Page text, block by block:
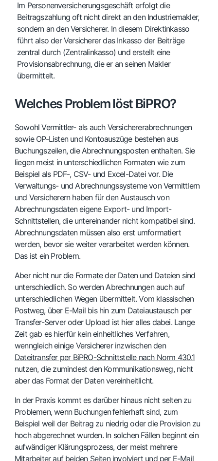
Im Personenversicherungsgeschäft erfolgt die
Beitragszahlung oft nicht direkt an den Industriemakler,
sondern an den Versicherer. In diesem Direktinkasso
führt also der Versicherer das Inkasso der Beiträge
zentral durch (Zentralinkasso) und erstellt eine
Provisionsabrechnung, die er an seinen Makler
übermittelt.
Welches Problem löst BiPRO?
Sowohl Vermittler- als auch Versichererabrechnungen
sowie OP-Listen und Kontoauszüge bestehen aus
Buchungszeilen, die Abrechnungsposten enthalten. Sie
liegen meist in unterschiedlichen Formaten wie zum
Beispiel als PDF-, CSV- und Excel-Datei vor. Die
Verwaltungs- und Abrechnungssysteme von Vermittlern
und Versicherern haben für den Austausch von
Abrechnungsdaten eigene Export- und Import-
Schnittstellen, die untereinander nicht kompatibel sind.
Abrechnungsdaten müssen also erst umformatiert
werden, bevor sie weiter verarbeitet werden können.
Das ist ein Problem.
Aber nicht nur die Formate der Daten und Dateien sind
unterschiedlich. So werden Abrechnungen auch auf
unterschiedlichen Wegen übermittelt. Vom klassischen
Postweg, über E-Mail bis hin zum Dateiaustausch per
Transfer-Server oder Upload ist hier alles dabei. Lange
Zeit gab es hierfür kein einheitliches Verfahren,
wenngleich einige Versicherer inzwischen den
Dateitransfer per BiPRO-Schnittstelle nach Norm 430.1
nutzen, die zumindest den Kommunikationsweg, nicht
aber das Format der Daten vereinheitlicht.
In der Praxis kommt es darüber hinaus nicht selten zu
Problemen, wenn Buchungenfehlerhaft sind, zum
Beispiel weil der Beitrag zu niedrig oder die Provision zu
hoch abgerechnet wurden. In solchen Fällen beginnt ein
aufwändiger Klärungsprozess, der meist mehrere
Mitarbeiter auf beiden Seiten involviert und per E-Mail